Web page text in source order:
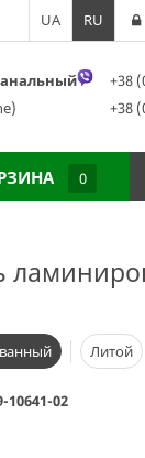
Литой
10641-02
UA RU
+38
+38
0